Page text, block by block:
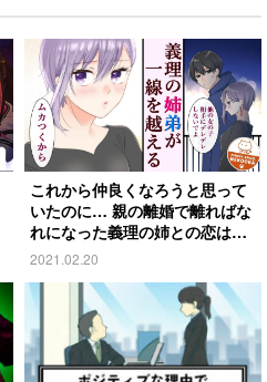
これから仲良くなろうと思って
いたのに… 親の離婚で離ればな
れになった義理の姉との恋は実
る？
2021.02.20